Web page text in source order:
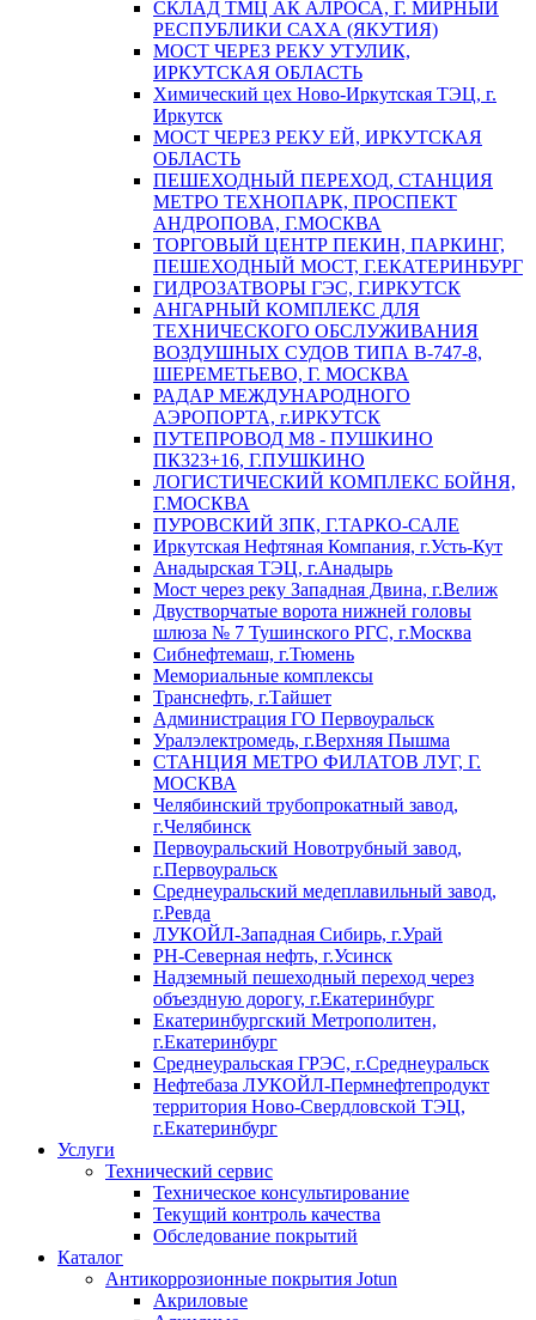
СКЛАД ТМЦ АК АЛРОСА, Г. МИРНЫЙ
РЕСПУБЛИКИ САХА (ЯКУТИЯ)
МОСТ ЧЕРЕЗ РЕКУ УТУЛИК,
ИРКУТСКАЯ ОБЛАСТЬ
Химический цех Ново-Иркутская ТЭЦ, г.
Иркутск
МОСТ ЧЕРЕЗ РЕКУ ЕЙ, ИРКУТСКАЯ
ОБЛАСТЬ
ПЕШЕХОДНЫЙ ПЕРЕХОД, СТАНЦИЯ
МЕТРО ТЕХНОПАРК, ПРОСПЕКТ
АНДРОПОВА, Г.МОСКВА
ТОРГОВЫЙ ЦЕНТР ПЕКИН, ПАРКИНГ,
ПЕШЕХОДНЫЙ МОСТ, Г.ЕКАТЕРИНБУРГ
ГИДРОЗАТВОРЫ ГЭС, Г.ИРКУТСК
АНГАРНЫЙ КОМПЛЕКС ДЛЯ
ТЕХНИЧЕСКОГО ОБСЛУЖИВАНИЯ
ВОЗДУШНЫХ СУДОВ ТИПА В-747-8,
ШЕРЕМЕТЬЕВО, Г. МОСКВА
РАДАР МЕЖДУНАРОДНОГО
АЭРОПОРТА, г.ИРКУТСК
ПУТЕПРОВОД М8 - ПУШКИНО
ПК323+16, Г.ПУШКИНО
ЛОГИСТИЧЕСКИЙ КОМПЛЕКС БОЙНЯ,
Г.МОСКВА
ПУРОВСКИЙ ЗПК, Г.ТАРКО-САЛЕ
Иркутская Нефтяная Компания, г.Усть-Кут
Анадырская ТЭЦ, г.Анадырь
Мост через реку Западная Двина, г.Велиж
Двустворчатые ворота нижней головы
шлюза № 7 Тушинского РГС, г.Москва
Сибнефтемаш, г.Тюмень
Мемориальные комплексы
Транснефть, г.Тайшет
Администрация ГО Первоуральск
Уралэлектромедь, г.Верхняя Пышма
СТАНЦИЯ МЕТРО ФИЛАТОВ ЛУГ, Г.
МОСКВА
Челябинский трубопрокатный завод,
г.Челябинск
Первоуральский Новотрубный завод,
г.Первоуральск
Среднеуральский медеплавильный завод,
г.Ревда
ЛУКОЙЛ-Западная Сибирь, г.Урай
РН-Северная нефть, г.Усинск
Надземный пешеходный переход через
объездную дорогу, г.Екатеринбург
Екатеринбургский Метрополитен,
г.Екатеринбург
Среднеуральская ГРЭС, г.Среднеуральск
Нефтебаза ЛУКОЙЛ-Пермнефтепродукт
территория Ново-Свердловской ТЭЦ,
г.Екатеринбург
Услуги
Технический сервис
Техническое консультирование
Текущий контроль качества
Обследование покрытий
Каталог
Антикоррозионные покрытия Jotun
Акриловые